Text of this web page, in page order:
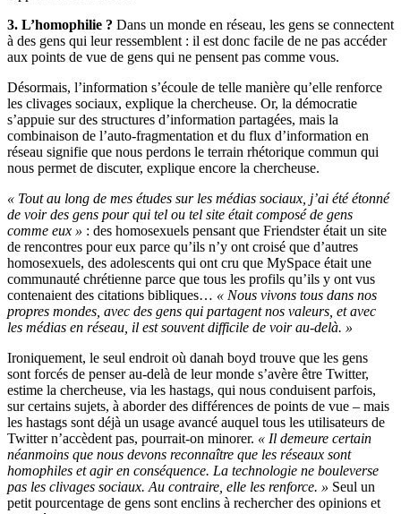
3. L’homophilie ? Dans un monde en réseau, les gens se connectent
à des gens qui leur ressemblent : il est donc facile de ne pas accéder
aux points de vue de gens qui ne pensent pas comme vous.
Désormais, l’information s’écoule de telle manière qu’elle renforce
les clivages sociaux, explique la chercheuse. Or, la démocratie
s’appuie sur des structures d’information partagées, mais la
combinaison de l’auto-fragmentation et du flux d’information en
réseau signifie que nous perdons le terrain rhétorique commun qui
nous permet de discuter, explique encore la chercheuse.
« Tout au long de mes études sur les médias sociaux, j’ai été étonné
de voir des gens pour qui tel ou tel site était composé de gens
comme eux » : des homosexuels pensant que Friendster était un site
de rencontres pour eux parce qu’ils n’y ont croisé que d’autres
homosexuels, des adolescents qui ont cru que MySpace était une
communauté chrétienne parce que tous les profils qu’ils y ont vus
contenaient des citations bibliques… « Nous vivons tous dans nos
propres mondes, avec des gens qui partagent nos valeurs, et avec
les médias en réseau, il est souvent difficile de voir au-delà. »
Ironiquement, le seul endroit où danah boyd trouve que les gens
sont forcés de penser au-delà de leur monde s’avère être Twitter,
estime la chercheuse, via les hastags, qui nous conduisent parfois,
sur certains sujets, à aborder des différences de points de vue – mais
les hastags sont déjà un usage avancé auquel tous les utilisateurs de
Twitter n’accèdent pas, pourrait-on minorer. « Il demeure certain
néanmoins que nous devons reconnaître que les réseaux sont
homophiles et agir en conséquence. La technologie ne bouleverse
pas les clivages sociaux. Au contraire, elle les renforce. » Seul un
petit pourcentage de gens sont enclins à rechercher des opinions et